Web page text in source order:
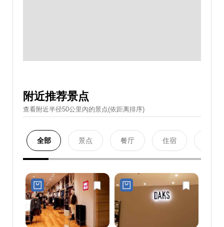
附近推荐景点
查看附近半径50公里內的景点(依距离排序)
全部 景点 餐厅 住宿